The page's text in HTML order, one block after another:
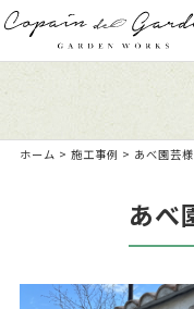
ホーム > 施工事例 > あべ園芸
あべ